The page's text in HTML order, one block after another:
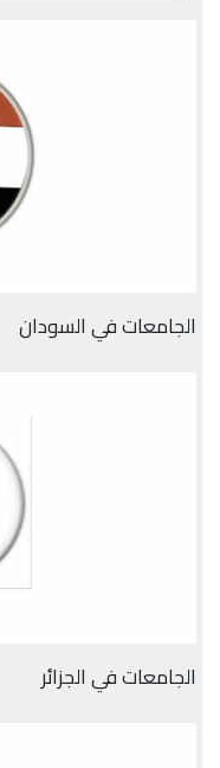
الجامعات في السودان
الجامعات في الجزائر